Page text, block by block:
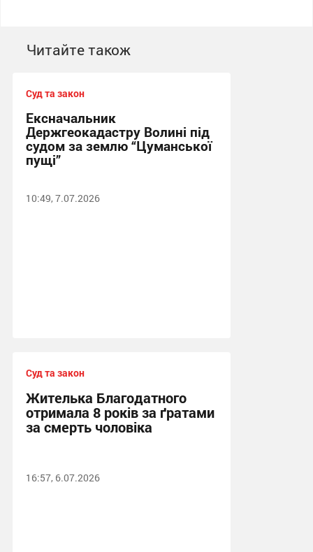
Читайте також
Суд та закон
Ексначальник
Держгеокадастру Волині під
судом за землю “Цуманської
пущі”
10:49, 7.07.2026
Суд та закон
Жителька Благодатного
отримала 8 років за ґратами
за смерть чоловіка
16:57, 6.07.2026